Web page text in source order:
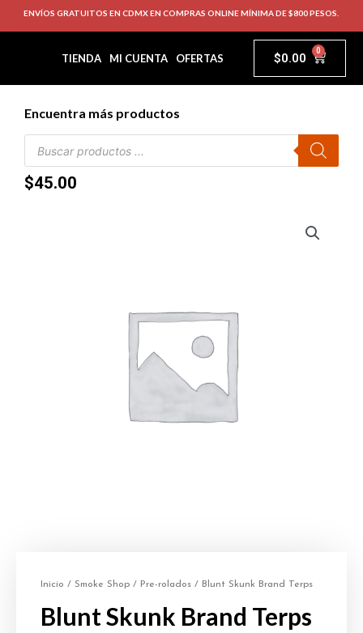
ENVÍOS GRATUITOS EN CDMX EN COMPRAS ONLINE MÍNIMA DE $800 PESOS.
TIENDA MI CUENTA OFERTAS $0.00 0
Encuentra más productos
$45.00
Inicio / Smoke Shop / Pre-rolados / Blunt Skunk Brand Terps
Blunt Skunk Brand Terps